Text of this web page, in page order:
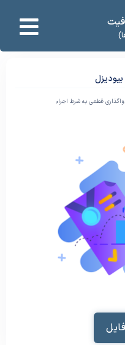
بیودیزل
واگذاری قطعی به شرط اجراء